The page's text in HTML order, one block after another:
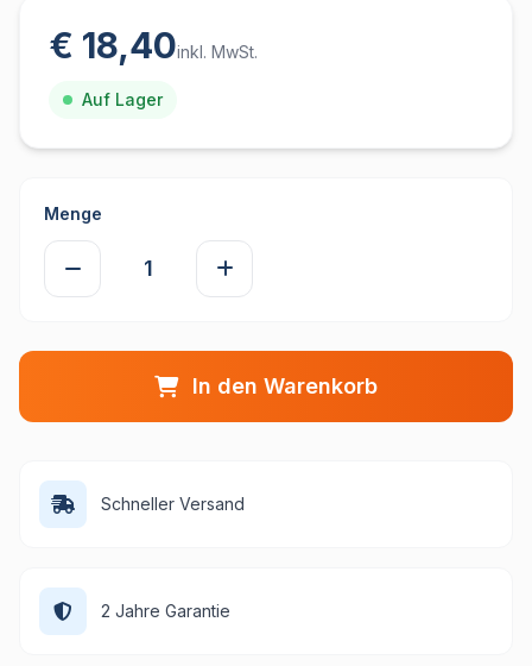
€ 18,40inkl. MwSt.
Auf Lager
Menge
In den Warenkorb
Schneller Versand
2 Jahre Garantie